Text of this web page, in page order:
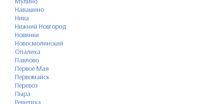
Навашино
Нива
Нижний Новгород
Новинки
Новосмолинский
Опалиха
Павлово
Первое Мая
Первомайск
Перевоз
Пыра
Решетиха